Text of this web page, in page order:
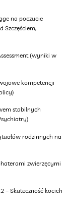
na poczucie
Szczęściem,
(wyniki w
kompetencji
stabilnych
rodzinnych na
zwierzęcymi
– Skuteczność kocich